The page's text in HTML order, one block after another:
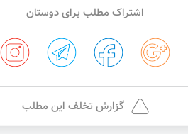
اشتراک مطلب برای دوستان
گزارش تخلف این مطلب